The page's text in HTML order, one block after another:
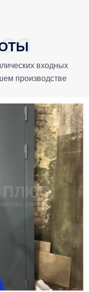
входных
производстве